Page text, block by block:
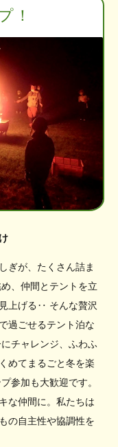
！
ぎが、たくさん詰ま
、仲間とテントを立
上げる‥ そんな贅沢
過ごせるテント泊な
チャレンジ、ふわふ
めてまるごと冬を楽
参加も大歓迎です。
な仲間に。私たちは
の自主性や協調性を